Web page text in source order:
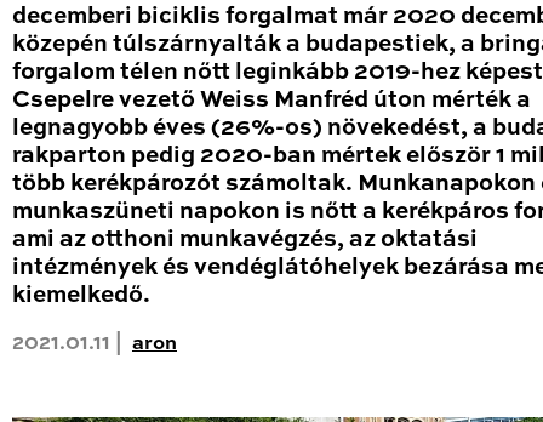
decemberi biciklis forgalmat már 2020
közepén túlszárnyalták a budapestiek, a
forgalom télen nőtt leginkább 2019-hez
Csepelre vezető Weiss Manfréd úton mérték a
legnagyobb éves (26%-os) növekedést, a
rakparton pedig 2020-ban mértek először 1
több kerékpározót számoltak. Munkanapokon
munkaszüneti napokon is nőtt a kerékpáros
ami az otthoni munkavégzés, az oktatási
intézmények és vendéglátóhelyek bezárása
kiemelkedő.
2021.01.11 | aron